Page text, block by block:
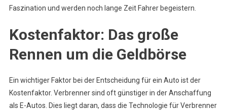
Faszination und werden noch lange Zeit Fahrer begeistern.
Kostenfaktor: Das große
Rennen um die Geldbörse
Ein wichtiger Faktor bei der Entscheidung für ein Auto ist der
Kostenfaktor. Verbrenner sind oft günstiger in der Anschaffung
als E-Autos. Dies liegt daran, dass die Technologie für Verbrenner